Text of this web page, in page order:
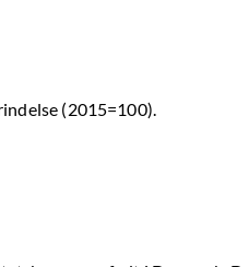
(2015=100).